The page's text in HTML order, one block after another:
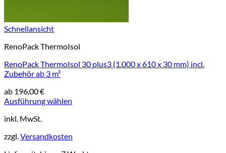
Schnellansicht
RenoPack ThermoIsol
RenoPack ThermoIsol 30 plus3 (1.000 x 610 x 30 mm) incl.
Zubehör ab 3 m²
ab 196,00€
Ausführung wählen
Produkt
mehrere
inkl. MwSt.
zzgl.Versandkosten